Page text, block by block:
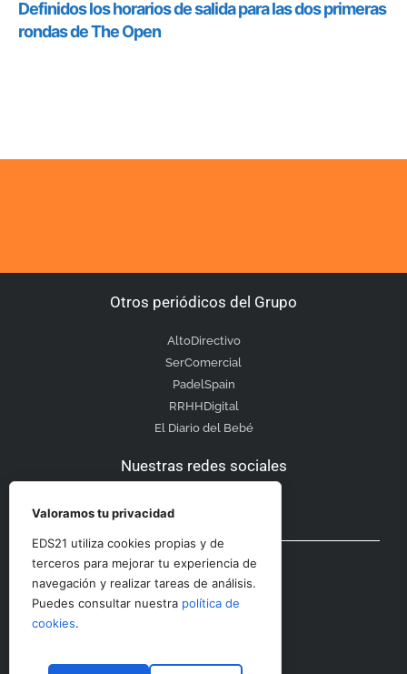
Otros periódicos del Grupo
AltoDirectivo
SerComercial
PadelSpain
RRHHDigital
El Diario del Bebé
Nuestras redes sociales
Otras secciones
Contacto
Valoramos tu privacidad
EDS21 utiliza cookies propias y de
terceros para mejorar tu experiencia de
navegación y realizar tareas de análisis.
Puedes consultar nuestra política de
cookies.